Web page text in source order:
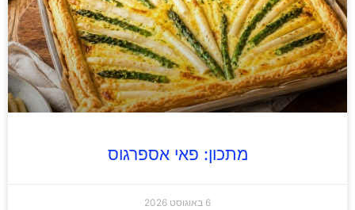
מתכון: פאי אספרגוס
6 באוגוסט 2026